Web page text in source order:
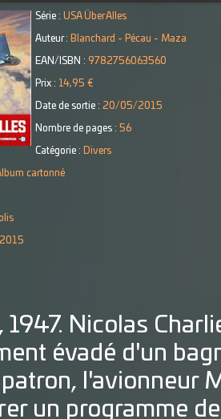
Série : USA Über Alles
Auteur : Blanchard - Pécau - Maza
EAN/ISBN : 9782756063560
Prix : 14,95 €
Date de sortie : 20/05/2015
Nombre de pages : 56
Catégorie : Divers
cartonné
1947. Nicolas
évadé d'un
l'avionneur
un programme